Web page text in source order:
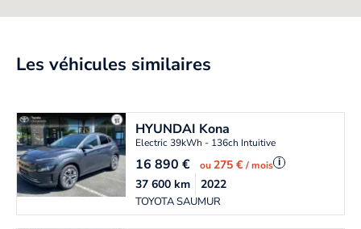
Les véhicules similaires
HYUNDAI Kona
Electric 39kWh - 136ch Intuitive
16 890€ ou275 €/ mois i
TOYOTA SAUMUR
37 600km 2022